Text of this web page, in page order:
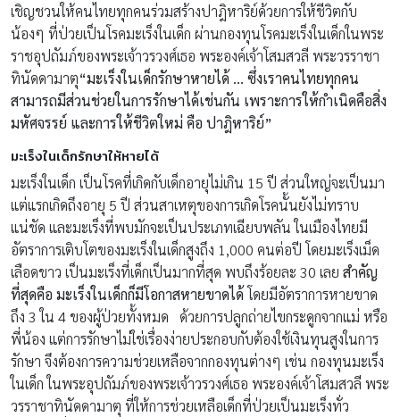
เชิญชวนให้คนไทยทุกคนร่วมสร้างปาฎิหาริย์ด้วยการให้ชีวิตกับ
น้องๆ ที่ป่วยเป็นโรคมะเร็งในเด็ก ผ่านกองทุนโรคมะเร็งในเด็กในพระ
ราชอุปถัมภ์ของพระเจ้าวรวงศ์เธอ พระองค์เจ้าโสมสวลี พระวรราชา
ทินัดดามาตุ“มะเร็งในเด็กรักษาหายได้ … ซึ่งเราคนไทยทุกคน
สามารถมีส่วนช่วยในการรักษาได้เช่นกัน เพราะการให้กำเนิดคือสิ่ง
มหัศจรรย์ และการให้ชีวิตใหม่ คือ ปาฎิหาริย์”
มะเร็งในเด็กรักษาให้หายได้
มะเร็งในเด็ก เป็นโรคที่เกิดกับเด็กอายุไม่เกิน 15 ปี ส่วนใหญ่จะเป็นมา
แต่แรกเกิดถึงอายุ 5 ปี ส่วนสาเหตุของการเกิดโรคนั้นยังไม่ทราบ
แน่ชัด และมะเร็งที่พบมักจะเป็นประเภทเฉียบพลัน ในเมืองไทยมี
อัตราการเติบโตของมะเร็งในเด็กสูงถึง 1,000 คนต่อปี โดยมะเร็งเม็ด
เลือดขาว เป็นมะเร็งที่เด็กเป็นมากที่สุด พบถึงร้อยละ 30 เลย สำคัญ
ที่สุดคือ มะเร็งในเด็กก็มีโอกาสหายขาดได้โดยมีอัตราการหายขาด
ถึง 3 ใน 4 ของผู้ป่วยทั้งหมด ด้วยการปลูกถ่ายไขกระดูกจากแม่ หรือ
พี่น้อง แต่การรักษาไม่ใช่เรื่องง่ายประกอบกับต้องใช้เงินทุนสูงในการ
รักษา จึงต้องการความช่วยเหลือจากกองทุนต่างๆ เช่น กองทุนมะเร็ง
ในเด็ก ในพระอุปถัมภ์ของพระเจ้าวรวงศ์เธอ พระองค์เจ้าโสมสวลี พระ
วรราชาทินัดดามาตุ ที่ให้การช่วยเหลือเด็กที่ป่วยเป็นมะเร็งทั่ว